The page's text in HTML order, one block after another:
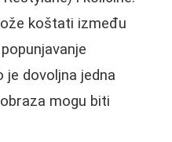
koštati između
je dovoljna jedna
mogu biti